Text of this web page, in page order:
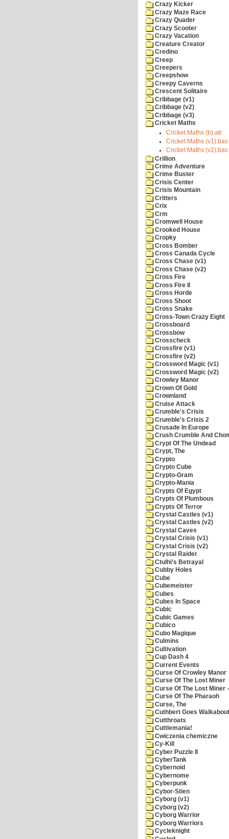
Crazy Kicker
Crazy Maze Race
Crazy Quader
Crazy Scooter
Crazy Vacation
Creature Creator
Credino
Creep
Creepers
Creepshow
Creepy Caverns
Crescent Solitaire
Cribbage (v1)
Cribbage (v2)
Cribbage (v3)
Cricket Maths
Cricket Maths (b).atr
Cricket Maths (v1).bas
Cricket Maths (v2).bas
Crillion
Crime Adventure
Crime Buster
Crisis Center
Crisis Mountain
Critters
Crix
Crm
Cromwell House
Crooked House
Cropky
Cross Bomber
Cross Canada Cycle
Cross Chase (v1)
Cross Chase (v2)
Cross Fire
Cross Fire II
Cross Horde
Cross Shoot
Cross Snake
Cross-Town Crazy Eight
Crossboard
Crossbow
Crosscheck
Crossfire (v1)
Crossfire (v2)
Crossword Magic (v1)
Crossword Magic (v2)
Crowley Manor
Crown Of Gold
Crownland
Cruise Attack
Crumble's Crisis
Crumble's Crisis 2
Crusade In Europe
Crush Crumble And
Crypt Of The Undead
Crypt, The
Crypto
Crypto Cube
Crypto-Gram
Crypto-Mania
Crypts Of Egypt
Crypts Of Plumbous
Crypts Of Terror
Crystal Castles (v1)
Crystal Castles (v2)
Crystal Caves
Crystal Crisis (v1)
Crystal Crisis (v2)
Crystal Raider
Ctulhi's Betrayal
Cubby Holes
Cube
Cubemeister
Cubes
Cubes In Space
Cubic
Cubic Games
Cubico
Cubo Magique
Culmins
Cultivation
Cup Dash 4
Current Events
Curse Of Crowley Manor
Curse Of The Lost Miner
Curse Of The Lost Miner
Curse Of The Pharaoh
Curse, The
Cuthbert Goes Walkabout
Cutthroats
Cuttlemania!
Cwiczenia chemiczne
Cy-Kill
Cyber Puzzle II
CyberTank
Cybernoid
Cybernome
Cyberpunk
Cybor-Stien
Cyborg (v1)
Cyborg (v2)
Cyborg Warrior
Cyborg Warriors
Cycleknight